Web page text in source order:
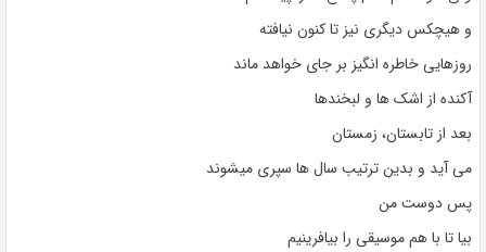
و هیچکس دیگری نیز تا کنون نیافته
روزهایی خاطره انگیز بر جای خواهد ماند
آکنده از اشک ها و لبخندها
بعد از تابستان، زمستان
می آید و بدین ترتیب سال ها سپری میشوند
پس دوست من
بیا تا با هم موسیقی را بیافرینیم